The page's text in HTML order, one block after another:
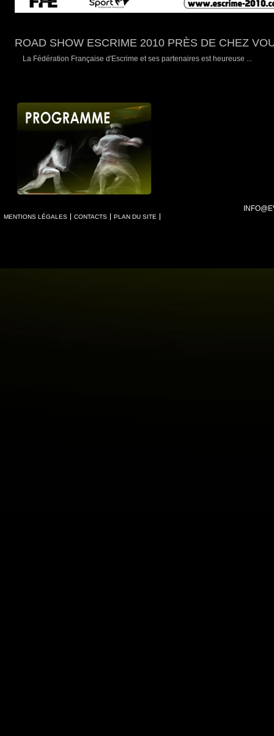
ROAD SHOW ESCRIME 2010 PRÈS DE CHEZ
La Fédération Française d'Escrime et ses partenaires est heureuse ...
MENTIONS LÉGALES CONTACTS PLAN DU SITE